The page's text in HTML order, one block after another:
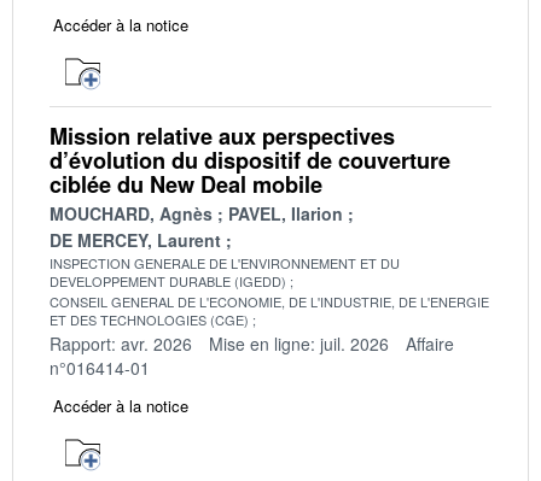
Accéder à la notice
Mission relative aux perspectives
d’évolution du dispositif de couverture
ciblée du New Deal mobile
MOUCHARD, Agnès
PAVEL, Ilarion
DE MERCEY, Laurent
INSPECTION GENERALE DE L'ENVIRONNEMENT ET DU
DEVELOPPEMENT DURABLE (IGEDD)
CONSEIL GENERAL DE L'ECONOMIE, DE L'INDUSTRIE, DE L'ENERGIE
ET DES TECHNOLOGIES (CGE)
Rapport: avr. 2026 Mise en ligne: juil. 2026
Affaire
n°016414-01
Accéder à la notice